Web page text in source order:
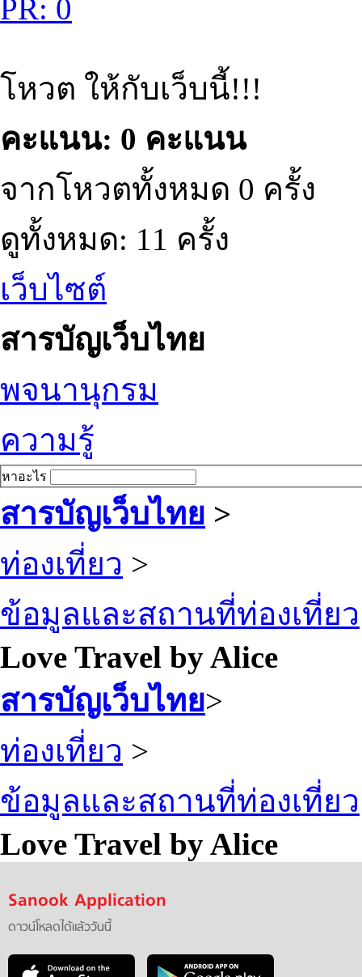
PR: 0
โหวต ให้กับเว็บนี้!!!
คะแนน: 0 คะแนน
จากโหวตทั้งหมด 0 ครั้ง
ดูทั้งหมด: 11 ครั้ง
เว็บไซต์
สารบัญเว็บไทย
พจนานุกรม
ความรู้
หาอะไร
สารบัญเว็บไทย >
ท่องเที่ยว >
ข้อมูลและสถานที่ท่องเที่ยว
Love Travel by Alice
สารบัญเว็บไทย>
ท่องเที่ยว >
ข้อมูลและสถานที่ท่องเที่ยว
Love Travel by Alice
Sanook Application
ดาวน์โหลดได้แล้ววันนี้